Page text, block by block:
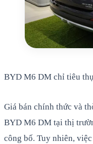
BYD M6 DM chỉ tiêu
Giá bán chính thức và
BYD M6 DM tại thị
công bố. Tuy nhiên,